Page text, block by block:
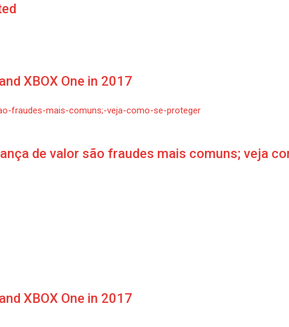
XBOX One in 2017
de valor são fraudes mais comuns; veja
XBOX One in 2017